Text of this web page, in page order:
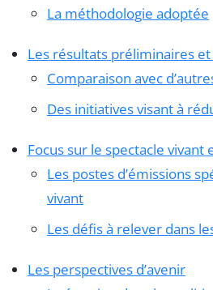
La méthodologie adoptée
Les résultats préliminaires
Comparaison avec
Des initiatives visant à
Focus sur le spectacle vivant
Les postes d’émissions
vivant
Les défis à relever dans
Les perspectives d’avenir